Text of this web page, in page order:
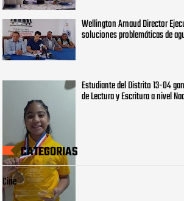
Wellington Arnaud Director
soluciones problemáticas de
Estudiante del Distrito 13-04
de Lectura y Escritura a nivel
CATEGORIAS
Cine